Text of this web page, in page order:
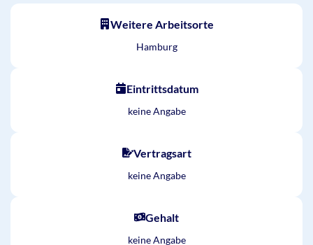
Weitere Arbeitsorte
Hamburg
Eintrittsdatum
keine Angabe
Vertragsart
keine Angabe
Gehalt
keine Angabe